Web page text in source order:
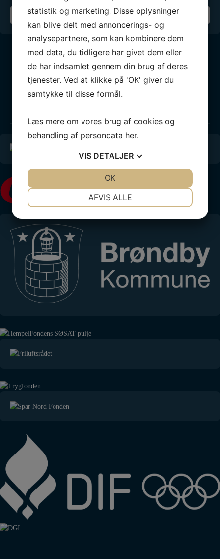
Din sejlklub
Vores partnere
statistik og marketing. Disse oplysninger
kan blive delt med annoncerings- og
analysepartnere, som kan kombinere dem
med data, du tidligere har givet dem eller
de har indsamlet gennem din brug af deres
tjenester. Ved at klikke på 'OK' giver du
samtykke til disse formål.
Læs mere om vores brug af cookies og
behandling af persondata her.
VIS DETALJER
MARKETING
AFVIS ALLE
OK